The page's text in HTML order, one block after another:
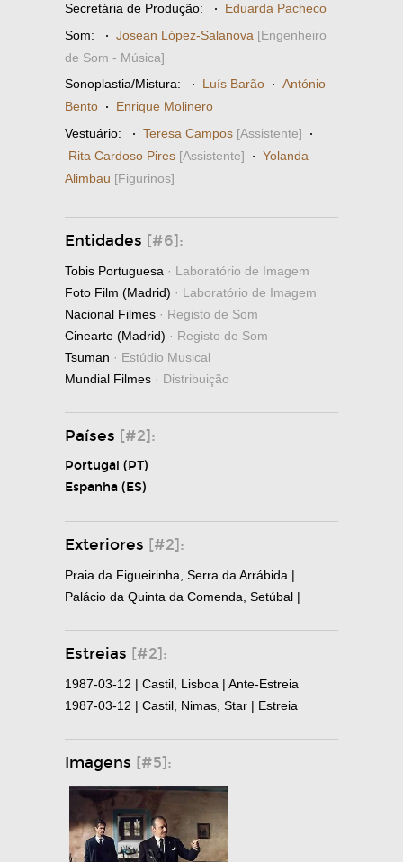
Secretária de Produção: · Eduarda Pacheco
Som: · Josean López-Salanova [Engenheiro
de Som - Música]
Sonoplastia/Mistura: · Luís Barão · António
Bento · Enrique Molinero
Vestuário: · Teresa Campos [Assistente] ·
Rita Cardoso Pires [Assistente] · Yolanda
Alimbau [Figurinos]
Entidades [#6]:
Tobis Portuguesa · Laboratório de Imagem
Foto Film (Madrid) · Laboratório de Imagem
Nacional Filmes · Registo de Som
Cinearte (Madrid) · Registo de Som
Tsuman · Estúdio Musical
Mundial Filmes · Distribuição
Países [#2]:
Portugal (PT)
Espanha (ES)
Exteriores [#2]:
Praia da Figueirinha, Serra da Arrábida |
Palácio da Quinta da Comenda, Setúbal |
Estreias [#2]:
1987-03-12 | Castil, Lisboa | Ante-Estreia
1987-03-12 | Castil, Nimas, Star | Estreia
Imagens [#5]: